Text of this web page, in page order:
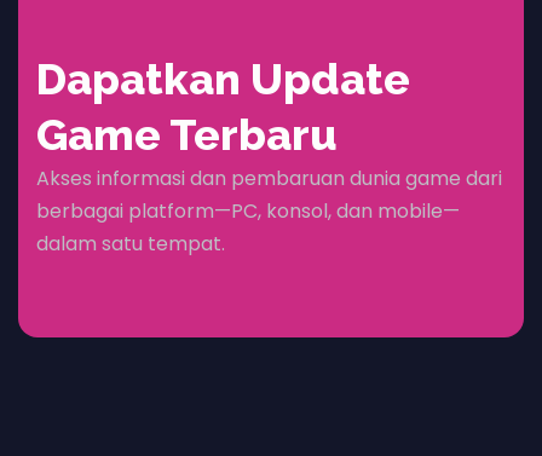
Dapatkan Update
Game Terbaru
Akses informasi dan pembaruan dunia game dari
berbagai platform—PC, konsol, dan mobile—
dalam satu tempat.